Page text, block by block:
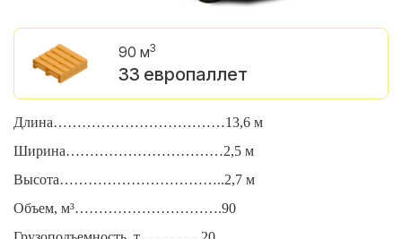
90 м3
33 европаллет
Длина………………………………13,6 м
Ширина……………………………2,5 м
Высота……………………………..2,7 м
Объем, м³………………………….90